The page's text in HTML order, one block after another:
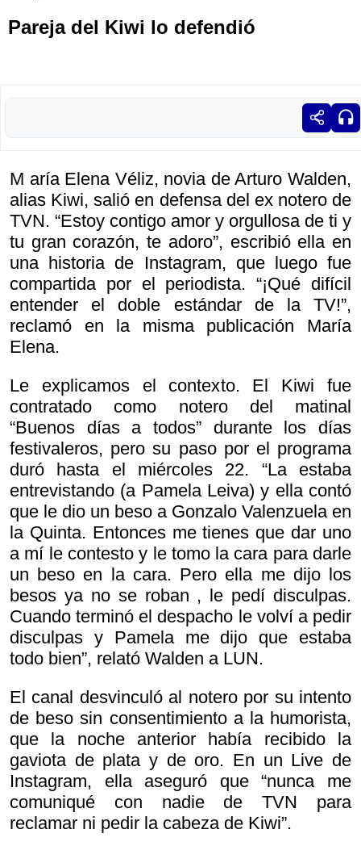
Pareja del Kiwi lo defendió
M aría Elena Véliz, novia de Arturo Walden,
alias Kiwi, salió en defensa del ex notero de
TVN. “Estoy contigo amor y orgullosa de ti y
tu gran corazón, te adoro”, escribió ella en
una historia de Instagram, que luego fue
compartida por el periodista. “¡Qué difícil
entender el doble estándar de la TV!”,
reclamó en la misma publicación María
Elena.
Le explicamos el contexto. El Kiwi fue
contratado como notero del matinal
“Buenos días a todos” durante los días
festivaleros, pero su paso por el programa
duró hasta el miércoles 22. “La estaba
entrevistando (a Pamela Leiva) y ella contó
que le dio un beso a Gonzalo Valenzuela en
la Quinta. Entonces me tienes que dar uno
a mí le contesto y le tomo la cara para darle
un beso en la cara. Pero ella me dijo los
besos ya no se roban , le pedí disculpas.
Cuando terminó el despacho le volví a pedir
disculpas y Pamela me dijo que estaba
todo bien”, relató Walden a LUN.
El canal desvinculó al notero por su intento
de beso sin consentimiento a la humorista,
que la noche anterior había recibido la
gaviota de plata y de oro. En un Live de
Instagram, ella aseguró que “nunca me
comuniqué con nadie de TVN para
reclamar ni pedir la cabeza de Kiwi”.